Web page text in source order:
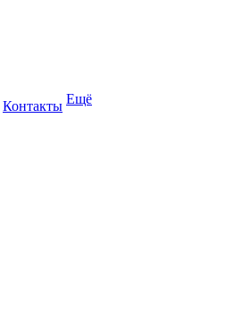
Контакты Ещё